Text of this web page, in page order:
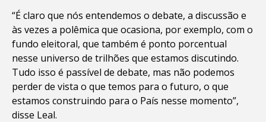
“É claro que nós entendemos o debate, a discussão e
às vezes a polêmica que ocasiona, por exemplo, com o
fundo eleitoral, que também é ponto porcentual
nesse universo de trilhões que estamos discutindo.
Tudo isso é passível de debate, mas não podemos
perder de vista o que temos para o futuro, o que
estamos construindo para o País nesse momento”,
disse Leal.